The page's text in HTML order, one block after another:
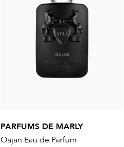
PARFUMS DE MARLY
Oajan Eau de Parfum